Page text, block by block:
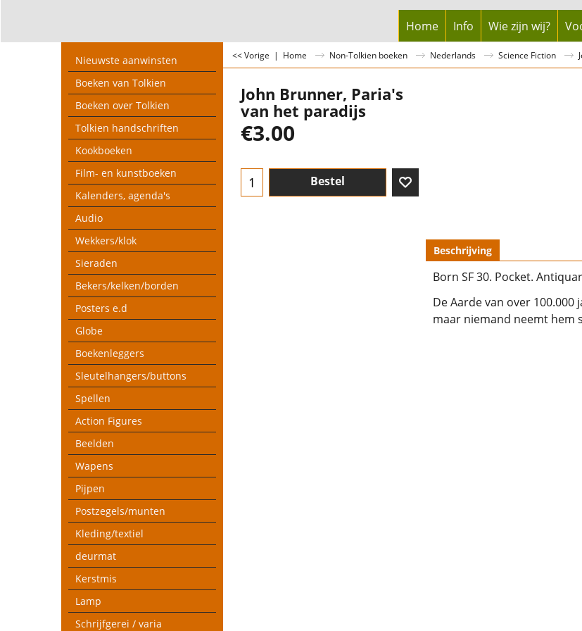
Home Info Wie zijn wij?
Nieuwste aanwinsten
Boeken van Tolkien
Boeken over Tolkien
Tolkien handschriften
Kookboeken
Film- en kunstboeken
Kalenders, agenda's
Audio
Wekkers/klok
Sieraden
Bekers/kelken/borden
Posters e.d
Globe
Boekenleggers
Sleutelhangers/buttons
Spellen
Action Figures
Beelden
Wapens
Pijpen
Postzegels/munten
Kleding/textiel
deurmat
Kerstmis
Lamp
Schrijfgerei / varia
<< Vorige | Home Non-Tolkien boeken Nederlands Science Fiction
John Brunner, Paria's
van het paradijs
€3.00
Bestel
Beschrijving
Born SF 30. Pocket.
De Aarde van over
maar niemand neemt hem